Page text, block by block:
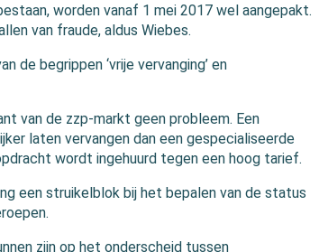
worden vanaf 1 mei 2017 wel aangepakt.
van fraude, aldus Wiebes.
de begrippen ‘vrije vervanging’ en
van de zzp-markt geen probleem. Een
laten vervangen dan een gespecialiseerde
wordt ingehuurd tegen een hoog tarief.
een struikelblok bij het bepalen van de status
zijn op het onderscheid tussen